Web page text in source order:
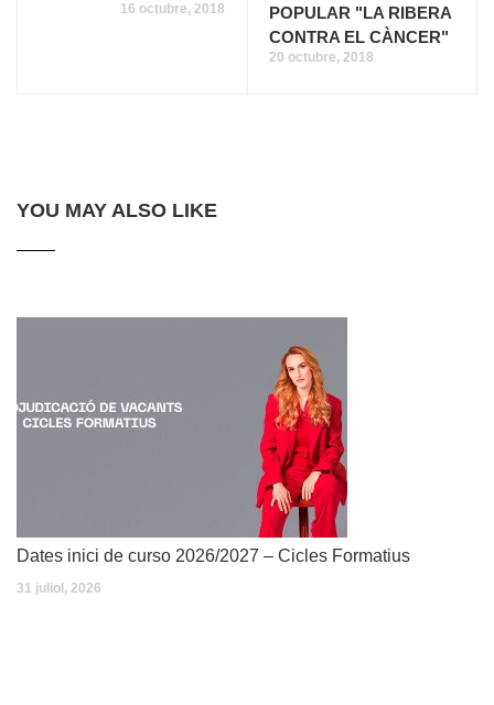
16 octubre, 2018
POPULAR "LA RIBERA
CONTRA EL CÀNCER"
20 octubre, 2018
YOU MAY ALSO LIKE
Dates inici de curso 2026/2027 – Cicles Formatius
31 juliol, 2026